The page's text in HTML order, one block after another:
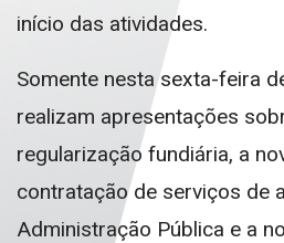
início das atividades.
Somente nesta sexta-feira
realizam apresentações
regularização fundiária, a
contratação de serviços de
Administração Pública e a